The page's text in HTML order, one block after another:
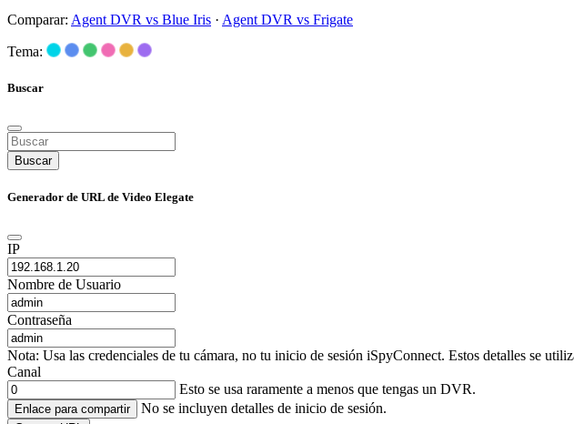
Comparar: Agent DVR vs Blue Iris · Agent DVR vs Frigate
Tema:
Buscar
Buscar
Generador de URL de Video Elegate
IP
Nombre de Usuario
Contraseña
Nota: Usa las credenciales de tu cámara, no tu inicio de sesión iSpyConnect. Estos detalles se
Canal
Esto se usa raramente a menos que tengas un DVR.
Enlace para compartir No se incluyen detalles de inicio de sesión.